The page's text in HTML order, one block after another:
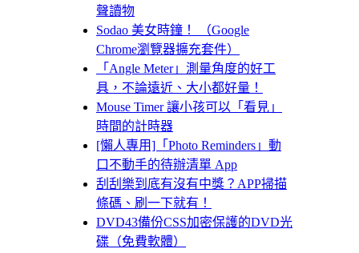
聲讀物
Sodao 美女時鐘！ （Google
Chrome瀏覽器擴充套件）
「Angle Meter」測量角度的好工
具，不論遠近、大小都好量！
Mouse Timer 讓小孩可以「看見」
時間的計時器
[懶人專用]「Photo Reminders」動
口不動手的待辦清單 App
刮刮樂到底有沒有中獎？APP掃描
條碼、刷一下就有！
DVD43備份CSS加密保護的DVD光
碟（免費軟體）